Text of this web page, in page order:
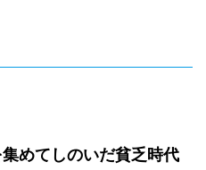
めてしのいだ貧乏時代